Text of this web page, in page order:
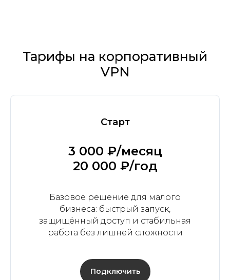
Тарифы на корпоративный
VPN
Старт
3 000 ₽/месяц
20 000 ₽/год
Базовое решение для малого
бизнеса: быстрый запуск,
защищённый доступ и стабильная
работа без лишней сложности
Подключить